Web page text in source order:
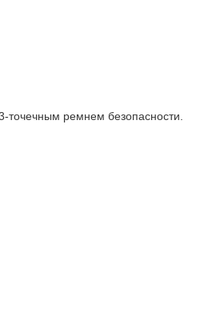
точечным ремнем безопасности.